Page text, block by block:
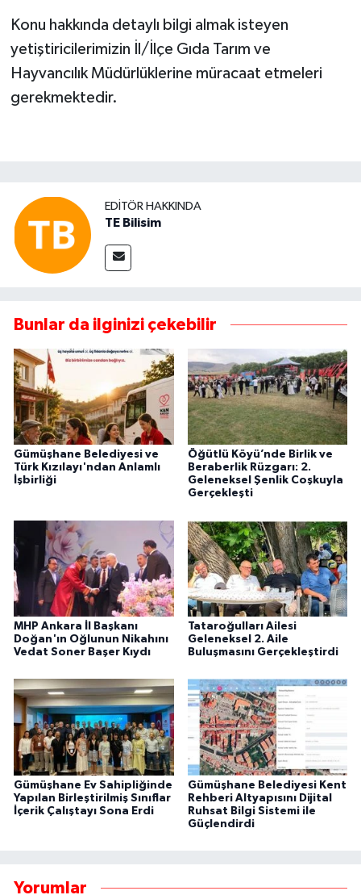
Konu hakkında detaylı bilgi almak isteyen
yetiştiricilerimizin İl/İlçe Gıda Tarım ve
Hayvancılık Müdürlüklerine müracaat etmeleri
gerekmektedir.
EDITÖR HAKKINDA
TE Bilisim
Bunlar da ilginizi çekebilir
Gümüşhane Belediyesi ve
Türk Kızılayı'ndan Anlamlı
İşbirliği
Öğütlü Köyü’nde Birlik ve
Beraberlik Rüzgarı: 2.
Geleneksel Şenlik Coşkuyla
Gerçekleşti
MHP Ankara İl Başkanı
Doğan'ın Oğlunun Nikahını
Vedat Soner Başer Kıydı
Tataroğulları Ailesi
Geleneksel 2. Aile
Buluşmasını Gerçekleştirdi
Gümüşhane Ev Sahipliğinde
Yapılan Birleştirilmiş Sınıflar
İçerik Çalıştayı Sona Erdi
Gümüşhane Belediyesi Kent
Rehberi Altyapısını Dijital
Ruhsat Bilgi Sistemi ile
Güçlendirdi
Yorumlar